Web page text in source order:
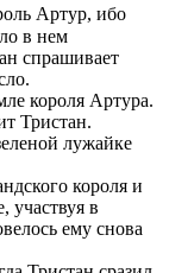
Артур, ибо
в нем
спрашивает
короля Артура.
Тристан.
лужайке
короля и
участвуя в
ему снова